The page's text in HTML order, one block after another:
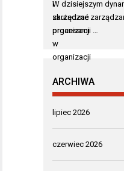
W dzisiejszym
skuteczne
organizacji …
ARCHIWA
lipiec 2026
czerwiec 2026